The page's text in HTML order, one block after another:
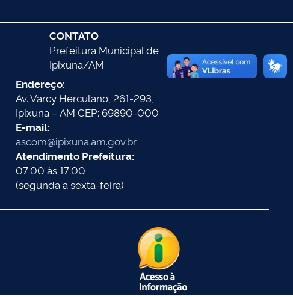
CONTATO
Prefeitura Municipal de
Ipixuna/AM
Endereço:
Av. Varcy Herculano, 261-293,
Ipixuna – AM CEP: 69890-000
E-mail:
ascom@ipixuna.am.gov.br
Atendimento Prefeitura:
07:00 às 17:00
(segunda a sexta-feira)